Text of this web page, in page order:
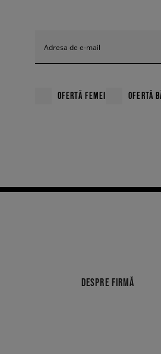
Adresa de e-mail
OFERTĂ FEMEI OFERTĂ
DESPRE FIRMĂ